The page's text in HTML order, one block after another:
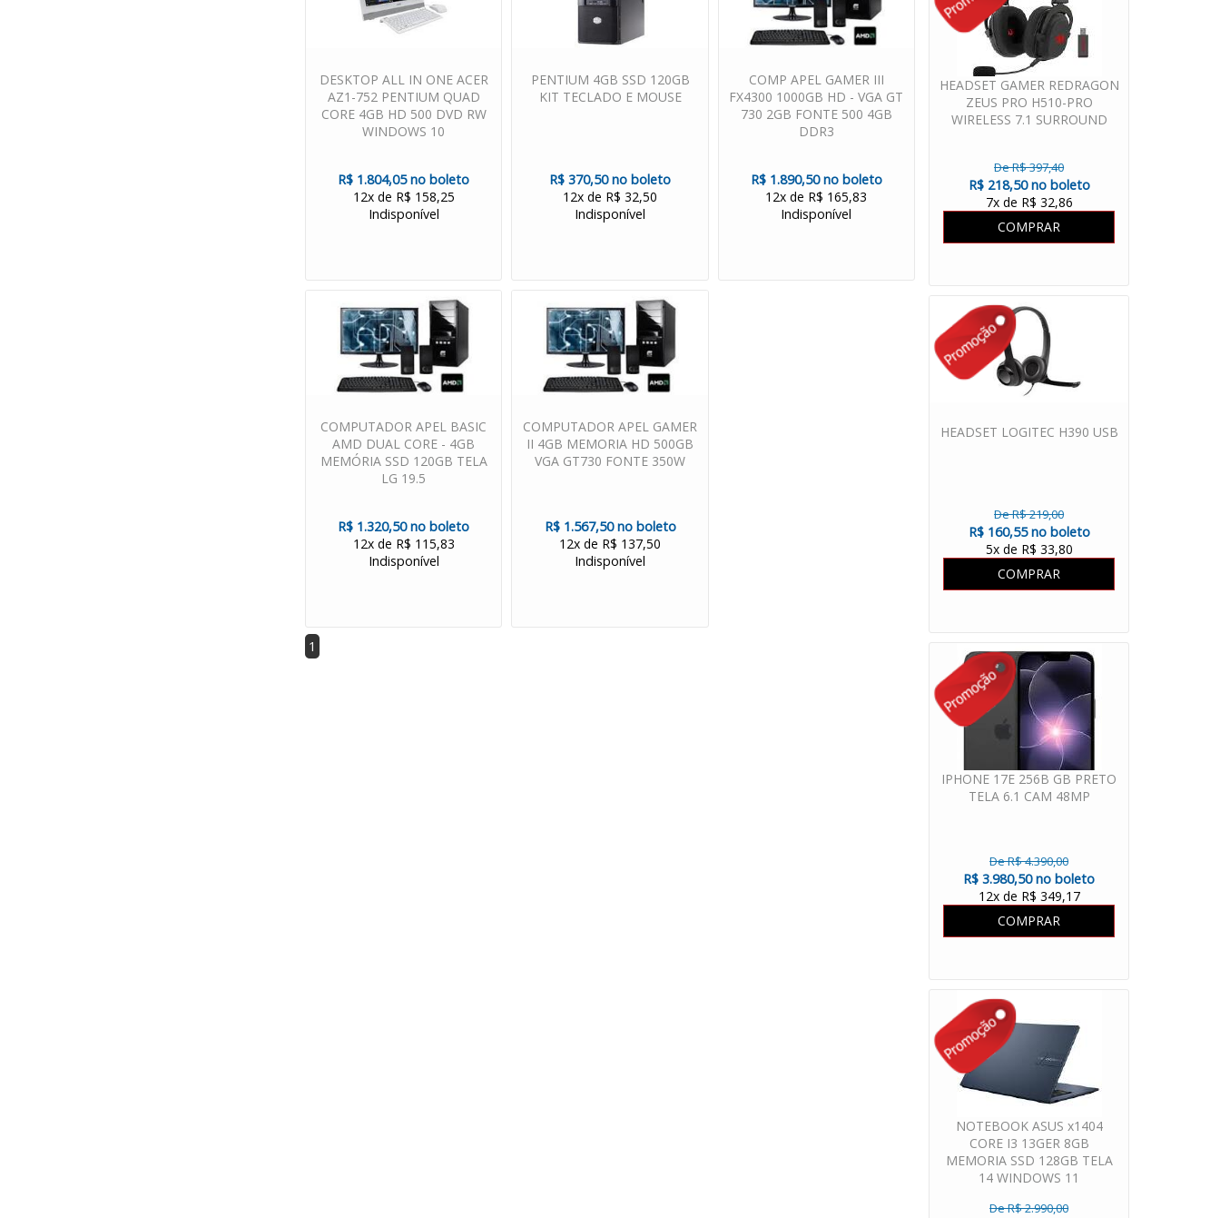
HEADSET GAMER REDRAGON
ZEUS PRO H510-PRO
WIRELESS 7.1 SURROUND
De R$ 397,40
R$ 218,50 no boleto
7x de R$ 32,86
COMPRAR
HEADSET LOGITEC H390 USB
De R$ 219,00
R$ 160,55 no boleto
5x de R$ 33,80
COMPRAR
IPHONE 17E 256B GB PRETO
TELA 6.1 CAM 48MP
De R$ 4.390,00
R$ 3.980,50 no boleto
12x de R$ 349,17
COMPRAR
NOTEBOOK ASUS x1404
CORE I3 13GER 8GB
MEMORIA SSD 128GB TELA
14 WINDOWS 11
De R$ 2.990,00
DESKTOP ALL IN ONE ACER
AZ1-752 PENTIUM QUAD
CORE 4GB HD 500 DVD RW
WINDOWS 10
R$ 1.804,05 no boleto
12x de R$ 158,25
Indisponível
PENTIUM 4GB SSD 120GB
KIT TECLADO E MOUSE
R$ 370,50 no boleto
12x de R$ 32,50
Indisponível
COMP APEL GAMER III
FX4300 1000GB HD - VGA GT
730 2GB FONTE 500 4GB
DDR3
R$ 1.890,50 no boleto
12x de R$ 165,83
Indisponível
COMPUTADOR APEL BASIC
AMD DUAL CORE - 4GB
MEMÓRIA SSD 120GB TELA
LG 19.5
R$ 1.320,50 no boleto
12x de R$ 115,83
Indisponível
COMPUTADOR APEL GAMER
II 4GB MEMORIA HD 500GB
VGA GT730 FONTE 350W
R$ 1.567,50 no boleto
12x de R$ 137,50
Indisponível
1